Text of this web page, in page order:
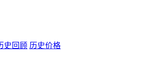
史回顾 历史价格